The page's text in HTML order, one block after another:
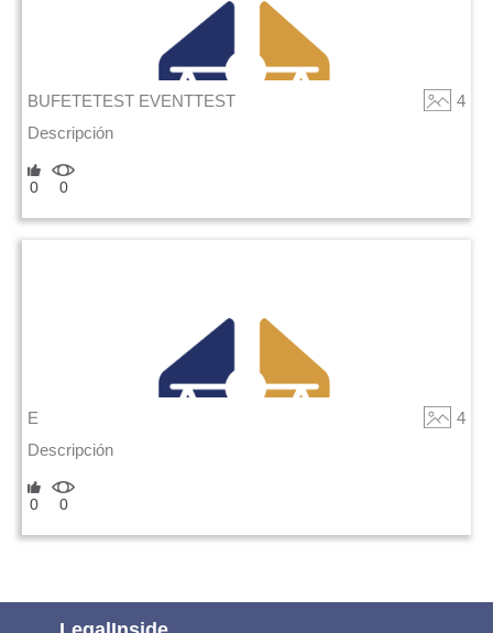
BUFETETEST EVENTTEST
4
Descripción
0 0
E
4
Descripción
0 0